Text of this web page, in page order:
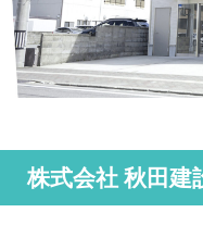
株式会社 秋田建